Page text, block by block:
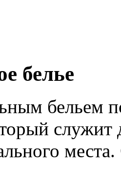
белье
бельем
служит